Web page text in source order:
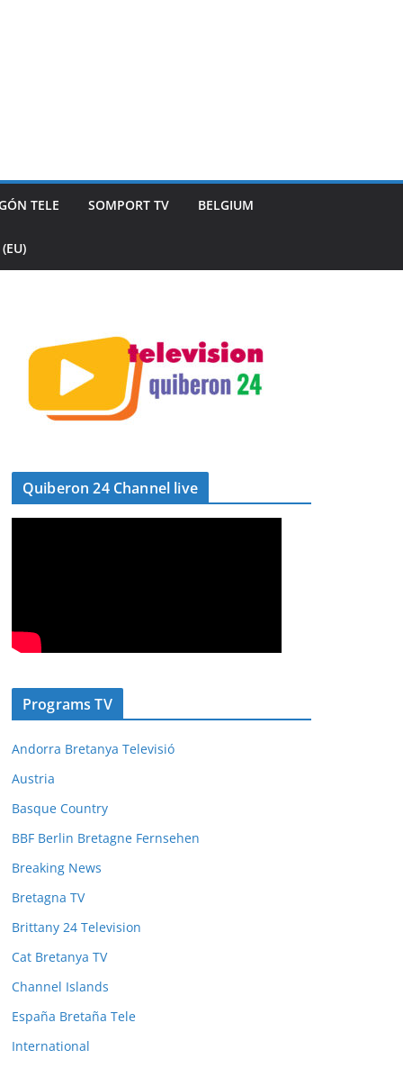
TELE SOMPORT TV BELGIUM
Quiberon 24 Channel live
Programs TV
Andorra Bretanya Televisió
Austria
Basque Country
BBF Berlin Bretagne Fernsehen
Breaking News
Bretagna TV
Brittany 24 Television
Cat Bretanya TV
Channel Islands
España Bretaña Tele
International